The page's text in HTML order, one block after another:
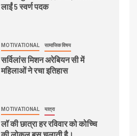
लाईं 5 स्वर्ण पदक
MOTIVATIONAL सामाजिक विषय
सर्विलांस मिशन अरेबियन सी में
महिलाओं ने रचा इतिहास
MOTIVATIONAL यात्रा
लॉ की छात्रा हर रविवार को कोच्चि